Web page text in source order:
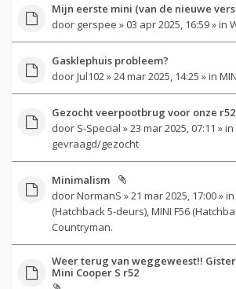
Mijn eerste mini (van de nieuwe
door gerspee » 03 apr 2025, 16:59 » in
Gasklephuis probleem?
doorJul102 » 24 mar 2025, 14:25 » in
Gezocht veerpootbrug voor onze r52
door S-Special » 23 mar 2025, 07:11 » in
gevraagd/gezocht
Minimalism
doorNormanS » 21 mar 2025, 17:00 » in
(Hatchback 5-deurs), MINI F56
Countryman.
Weer terug van weggeweest!!
Mini Cooper S r52